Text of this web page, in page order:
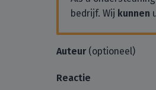
bedrijf. Wij kunnen
Auteur(optioneel)
Reactie